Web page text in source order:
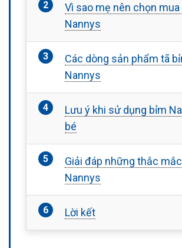
Vì sao mẹ nên chọn mua
Nannys
Các dòng sản phẩm tã
Nannys
Lưu ý khi sử dụng bỉm
bé
Giải đáp những thắc
Nannys
Lời kết